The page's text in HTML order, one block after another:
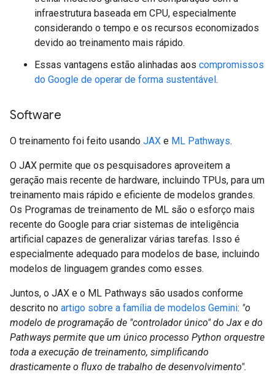
infraestrutura baseada em CPU, especialmente
considerando o tempo e os recursos economizados
devido ao treinamento mais rápido.
Essas vantagens estão alinhadas aos compromissos
do Google de operar de forma sustentável.
Software
O treinamento foi feito usando JAX e ML Pathways.
O JAX permite que os pesquisadores aproveitem a
geração mais recente de hardware, incluindo TPUs, para um
treinamento mais rápido e eficiente de modelos grandes.
Os Programas de treinamento de ML são o esforço mais
recente do Google para criar sistemas de inteligência
artificial capazes de generalizar várias tarefas. Isso é
especialmente adequado para modelos de base, incluindo
modelos de linguagem grandes como esses.
Juntos, o JAX e o ML Pathways são usados conforme
descrito no artigo sobre a família de modelos Gemini: "o
modelo de programação de "controlador único" do Jax e do
Pathways permite que um único processo Python orquestre
toda a execução de treinamento, simplificando
drasticamente o fluxo de trabalho de desenvolvimento".